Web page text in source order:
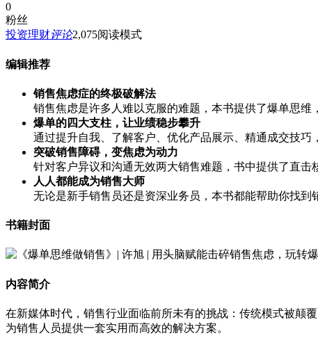
0
粉丝
投资理财评论2,075阅读模式
编辑推荐
销售焦虑症的终极破解法
销售焦虑是许多人难以克服的难题，本书提供了爆单思维
爆单的四大支柱，让业绩稳步攀升
通过提升自我、了解客户、优化产品展示、精通成交技巧
突破销售障碍，变焦虑为动力
针对客户异议和沟通无效两大销售难题，书中提供了直击
人人都能成为销售大师
无论是新手销售员还是资深业务员，本书都能帮助你找到
书籍封面
内容简介
在新媒体时代，销售行业面临前所未有的挑战：传统模式被颠
为销售人员提供一套实用而高效的解决方案。